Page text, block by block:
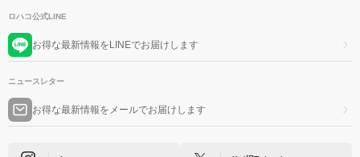
ロハコ公式LINE
お得な最新情報をLINEでお届けします
ニュースレター
お得な最新情報をメールでお届けします